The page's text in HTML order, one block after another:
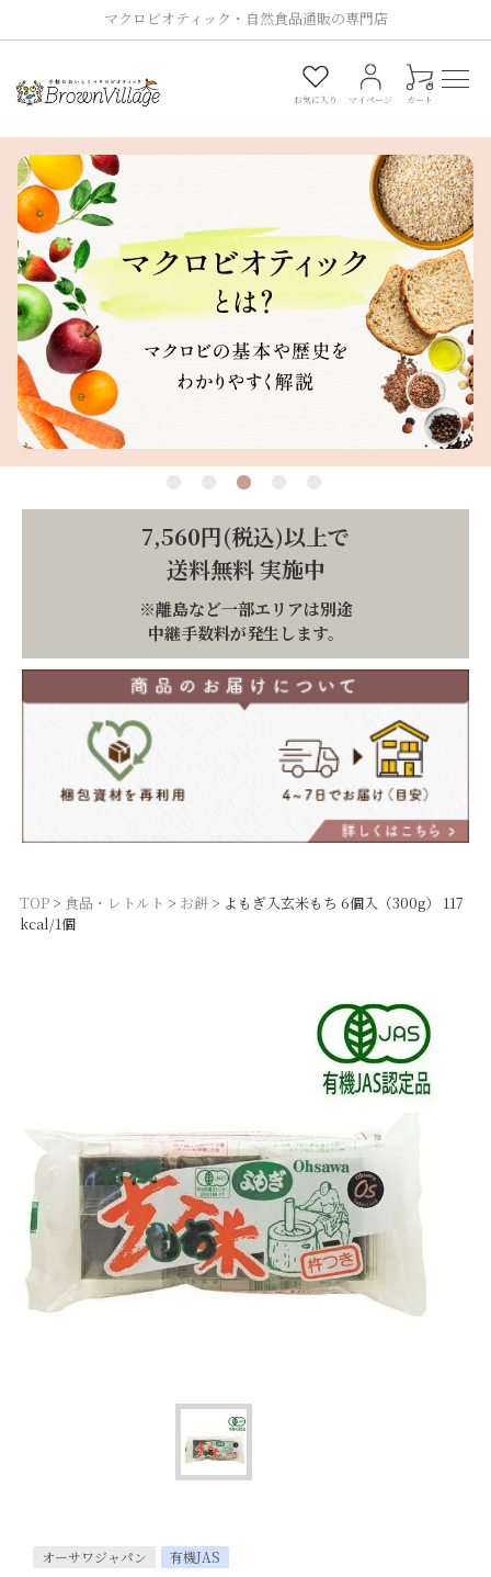
マクロビオティック・自然食品通販の専門店
お気に入り マイページ カート
0
7,560円(税込)以上で
送料無料 実施中
※離島など一部エリアは別途
中継手数料が発生します。
TOP 食品・レトルト お餅
よもぎ入玄米もち 6個入（300g） 117
kcal/1個
オーサワジャパン 有機JAS